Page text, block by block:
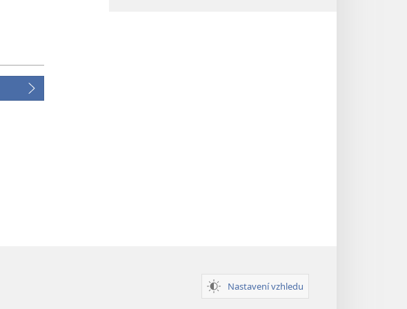
Nastavení vzhledu